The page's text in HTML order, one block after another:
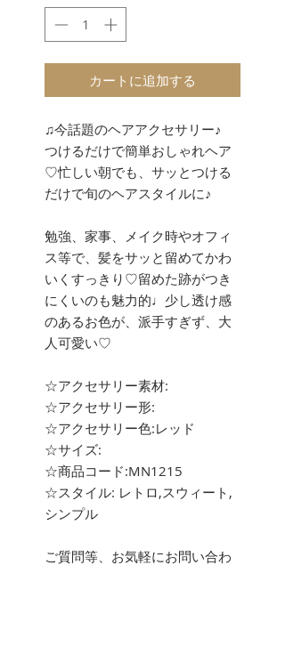
格
カートに追加する
♫今話題のヘアアクセサリー♪
つけるだけで簡単おしゃれヘア
♡忙しい朝でも、サッとつける
だけで旬のヘアスタイルに♪
勉強、家事、メイク時やオフィ
ス等で、髪をサッと留めてかわ
いくすっきり♡留めた跡がつき
にくいのも魅力的♩少し透け感
のあるお色が、派手すぎず、大
人可愛い♡
☆アクセサリー素材:
☆アクセサリー形:
☆アクセサリー色:レッド
☆サイズ:
☆商品コード:MN1215
☆スタイル: レトロ,スウィート,
シンプル
ご質問等、お気軽にお問い合わ